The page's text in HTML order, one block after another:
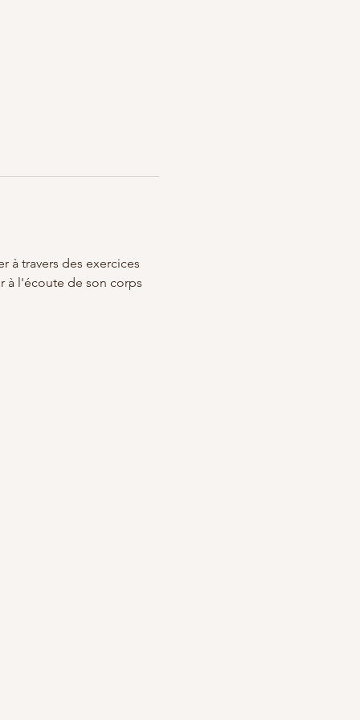
à travers des exercices
à l'écoute de son corps